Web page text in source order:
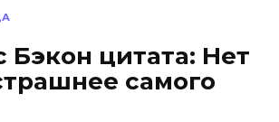
Бэкон цитата: Нет
самого